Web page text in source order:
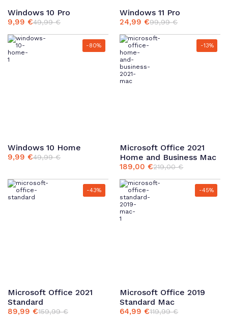
Windows 10 Pro
49,99€
Ursprünglicher
Preis
war:
49,99 €
9,99 €
Aktueller
Preis
ist:
9,99 €.
Windows 11 Pro
99,99€
Ursprünglicher
Preis
war:
99,99 €
24,99€
Aktueller
Preis
ist:
24,99 €.
-80%
Windows 10 Home
49,99€
Ursprünglicher
war:
49,99 €
9,99 €
Aktueller
ist:
9,99 €.
-13%
Microsoft Office 2021
Home and Business Mac
219,00€
Ursprünglicher
Preis
war:
219,00 €
189,00€
Aktueller
Preis
ist:
189,00 €.
-43%
Microsoft Office 2021
Standard
159,99€
Ursprünglicher
89,99 €
Aktueller
-45%
Microsoft Office 2019
Standard Mac
119,99€
Ursprünglicher
64,99€
Aktueller